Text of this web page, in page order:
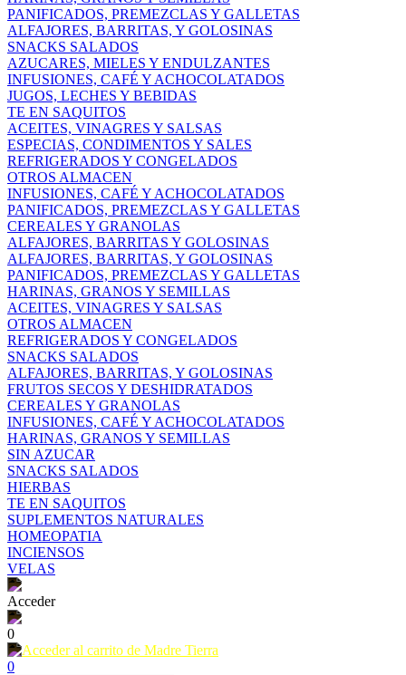
PANIFICADOS, PREMEZCLAS Y GALLETAS
ALFAJORES, BARRITAS, Y GOLOSINAS
SNACKS SALADOS
AZUCARES, MIELES Y ENDULZANTES
INFUSIONES, CAFÉ Y ACHOCOLATADOS
JUGOS, LECHES Y BEBIDAS
TE EN SAQUITOS
ACEITES, VINAGRES Y SALSAS
ESPECIAS, CONDIMENTOS Y SALES
REFRIGERADOS Y CONGELADOS
OTROS ALMACEN
INFUSIONES, CAFÉ Y ACHOCOLATADOS
PANIFICADOS, PREMEZCLAS Y GALLETAS
CEREALES Y GRANOLAS
ALFAJORES, BARRITAS Y GOLOSINAS
ALFAJORES, BARRITAS, Y GOLOSINAS
PANIFICADOS, PREMEZCLAS Y GALLETAS
HARINAS, GRANOS Y SEMILLAS
ACEITES, VINAGRES Y SALSAS
OTROS ALMACEN
REFRIGERADOS Y CONGELADOS
SNACKS SALADOS
ALFAJORES, BARRITAS, Y GOLOSINAS
FRUTOS SECOS Y DESHIDRATADOS
CEREALES Y GRANOLAS
INFUSIONES, CAFÉ Y ACHOCOLATADOS
HARINAS, GRANOS Y SEMILLAS
SIN AZUCAR
SNACKS SALADOS
HIERBAS
TE EN SAQUITOS
SUPLEMENTOS NATURALES
HOMEOPATIA
INCIENSOS
VELAS
Acceder
0
0